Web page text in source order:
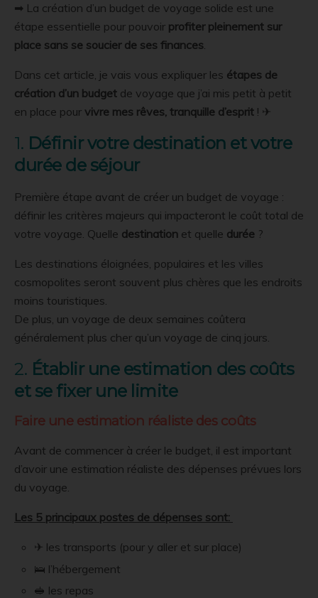
➡ La création d’un budget de voyage solide est une
étape essentielle pour pouvoir profiter pleinement sur
place sans se soucier de ses finances.
Dans cet article, je vais vous expliquer les étapes de
création d’un budget de voyage que j’ai mis petit à petit
en place pour vivre mes rêves, tranquille d’esprit ! ✈
1. Définir votre destination et votre
durée de séjour
Première étape avant de créer un budget de voyage :
définir les critères majeurs qui impacteront le coût total de
votre voyage. Quelle destination et quelle durée ?
Les destinations éloignées, populaires et les villes
cosmopolites seront souvent plus chères que les endroits
moins touristiques.
De plus, un voyage de deux semaines coûtera
généralement plus cher qu’un voyage de cinq jours.
2. Établir une estimation des coûts
et se fixer une limite
Faire une estimation réaliste des coûts
Avant de commencer à créer le budget, il est important
d’avoir une estimation réaliste des dépenses prévues lors
du voyage.
Les 5 principaux postes de dépenses sont:
✈ les transports (pour y aller et sur place)
🛌 l’hébergement
🥪 les repas